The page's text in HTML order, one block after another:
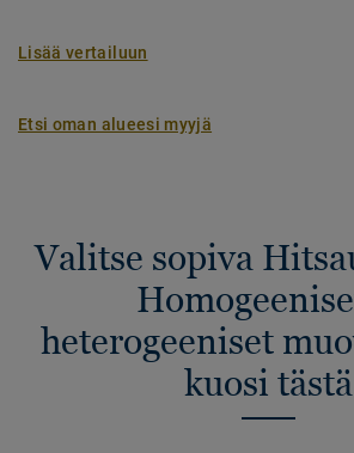
Lisää vertailuun
Etsi oman alueesi myyjä
Valitse sopiva
heterogeeniset
kuosi tästä